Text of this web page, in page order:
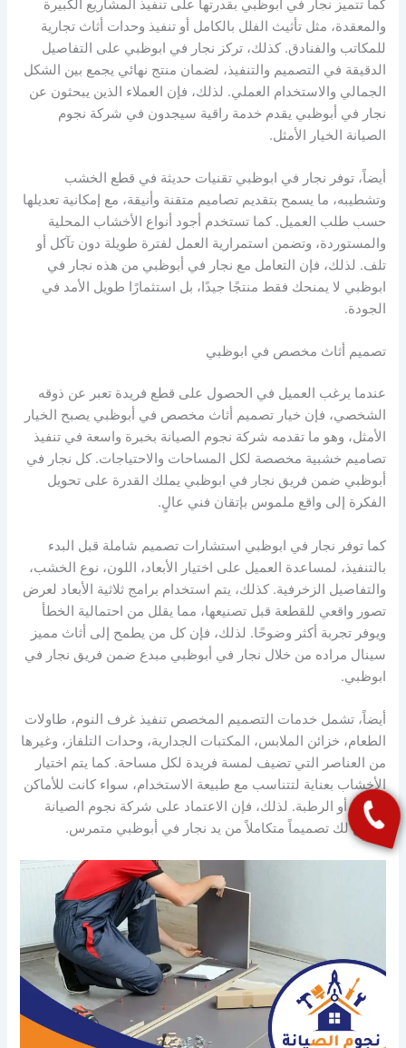
كما تتميز نجار في ابوظبي بقدرتها على تنفيذ المشاريع الكبيرة
والمعقدة، مثل تأثيث الفلل بالكامل أو تنفيذ وحدات أثاث تجارية
للمكاتب والفنادق. كذلك، تركز نجار في ابوظبي على التفاصيل
الدقيقة في التصميم والتنفيذ، لضمان منتج نهائي يجمع بين الشكل
الجمالي والاستخدام العملي. لذلك، فإن العملاء الذين يبحثون عن
نجار في أبوظبي يقدم خدمة راقية سيجدون في شركة نجوم
الصيانة الخيار الأمثل.
أيضاً، توفر نجار في ابوظبي تقنيات حديثة في قطع الخشب
وتشطيبه، ما يسمح بتقديم تصاميم متقنة وأنيقة، مع إمكانية تعديلها
حسب طلب العميل. كما تستخدم أجود أنواع الأخشاب المحلية
والمستوردة، وتضمن استمرارية العمل لفترة طويلة دون تآكل أو
تلف. لذلك، فإن التعامل مع نجار في أبوظبي من هذه نجار في
ابوظبي لا يمنحك فقط منتجًا جيدًا، بل استثمارًا طويل الأمد في
الجودة.
تصميم أثاث مخصص في ابوظبي
عندما يرغب العميل في الحصول على قطع فريدة تعبر عن ذوقه
الشخصي، فإن خيار تصميم أثاث مخصص في أبوظبي يصبح الخيار
الأمثل، وهو ما تقدمه شركة نجوم الصيانة بخبرة واسعة في تنفيذ
تصاميم خشبية مخصصة لكل المساحات والاحتياجات. كل نجار في
أبوظبي ضمن فريق نجار في ابوظبي يملك القدرة على تحويل
الفكرة إلى واقع ملموس بإتقان فني عالٍ.
كما توفر نجار في ابوظبي استشارات تصميم شاملة قبل البدء
بالتنفيذ، لمساعدة العميل على اختيار الأبعاد، اللون، نوع الخشب،
والتفاصيل الزخرفية. كذلك، يتم استخدام برامج ثلاثية الأبعاد لعرض
تصور واقعي للقطعة قبل تصنيعها، مما يقلل من احتمالية الخطأ
ويوفر تجربة أكثر وضوحًا. لذلك، فإن كل من يطمح إلى أثاث مميز
سينال مراده من خلال نجار في أبوظبي مبدع ضمن فريق نجار في
ابوظبي.
أيضاً، تشمل خدمات التصميم المخصص تنفيذ غرف النوم، طاولات
الطعام، خزائن الملابس، المكتبات الجدارية، وحدات التلفاز، وغيرها
من العناصر التي تضيف لمسة فريدة لكل مساحة. كما يتم اختيار
الأخشاب بعناية لتتناسب مع طبيعة الاستخدام، سواء كانت للأماكن
الجافة أو الرطبة. لذلك، فإن الاعتماد على شركة نجوم الصيانة
يضمن لك تصميماً متكاملاً من يد نجار في أبوظبي متمرس.